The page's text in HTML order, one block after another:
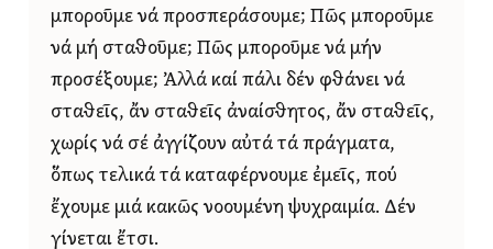
μποροῦμε νά προσπεράσουμε; Πῶς μποροῦμε
νά μή σταθοῦμε; Πῶς μποροῦμε νά μήν
προσέξουμε; Ἀλλά καί πάλι δέν φθάνει νά
σταθεῖς, ἄν σταθεῖς ἀναίσθητος, ἄν σταθεῖς,
χωρίς νά σέ ἀγγίζουν αὐτά τά πράγματα,
ὅπως τελικά τά καταφέρνουμε ἐμεῖς, πού
ἔχουμε μιά κακῶς νοουμένη ψυχραιμία. Δέν
γίνεται ἔτσι.